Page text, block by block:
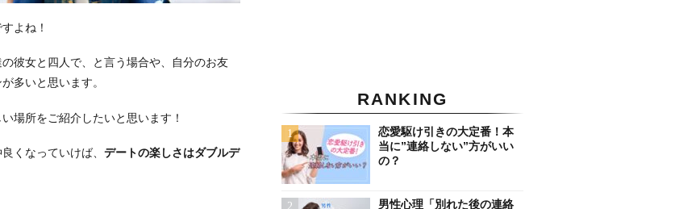
よね！
彼女と四人で、と言う場合や、自分のお友
多いと思います。
場所をご紹介したいと思います！
くなっていけば、 デートの楽しさはダブルデ
RANKING
恋愛駆け引きの大定番！本
当に”連絡しない”方がいい
の？
男性心理「別れた後の連絡